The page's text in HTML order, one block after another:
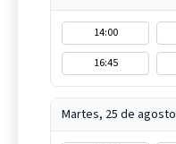
14:00
16:45
Martes, 25 de agosto